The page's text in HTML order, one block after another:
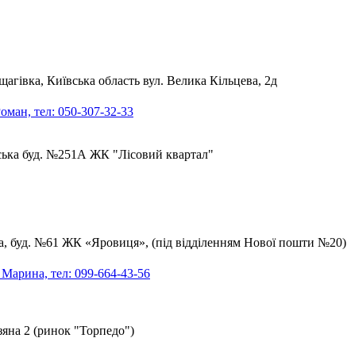
Київська область вул. Велика Кільцева, 2д
тел: 050-307-32-33
буд. №251А ЖК "Лісовий квартал"
буд. №61 ЖК «Яровиця», (під відділенням Нової пошти №20)
Марина, тел: 099-664-43-56
2 (ринок "Торпедо")